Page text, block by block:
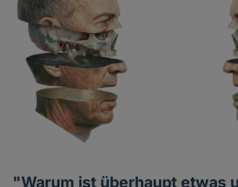
"Warum ist überhaupt etwas